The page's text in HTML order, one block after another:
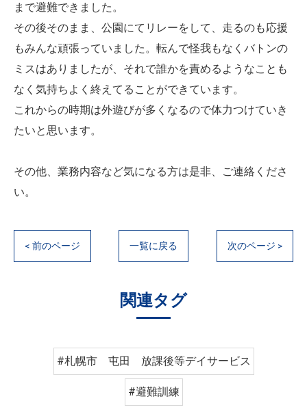
まで避難できました。
その後そのまま、公園にてリレーをして、走るのも応援
もみんな頑張っていました。転んで怪我もなくバトンの
ミスはありましたが、それで誰かを責めるようなことも
なく気持ちよく終えてることができています。
これからの時期は外遊びが多くなるので体力つけていき
たいと思います。
その他、業務内容など気になる方は是非、ご連絡くださ
い。
< 前のページ 一覧に戻る 次のページ >
関連タグ
#札幌市 屯田 放課後等デイサービス
#避難訓練